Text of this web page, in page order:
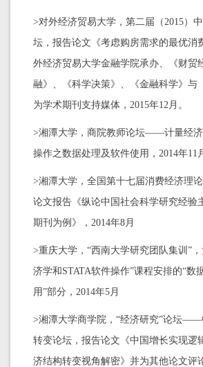
>对外经济贸易大学，第二届（2015）
坛，报告论文《考虑购房需求的最优消
外经济贸易大学金融学院承办、《财贸
融》、《科学决策》、《金融科学》与
为学术期刊支持媒体，2015年12月。
>湘潭大学，商院教师论坛——计量经济
操作之数据处理及软件使用，2014年11
>湘潭大学，全国第十七届消费经济理
论文报告《纵论中国社会科学研究经验
期刊为例》，2014年8月
>重庆大学，“西南大学研究团队集训”
济学和STATA软件操作”课程安排的“数
用”部分，2014年5月
>湘潭大学商学院，“经济研究”论坛——
转变论坛，报告论文《中国增长实现
济结构转变视角解密》并为其他论文评